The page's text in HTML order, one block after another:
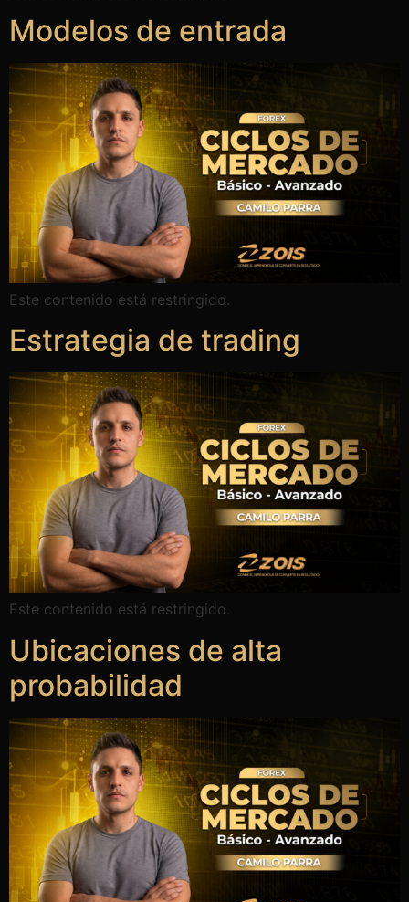
Modelos de entrada
Este contenido está restringido.
Estrategia de trading
Este contenido está restringido.
Ubicaciones de alta
probabilidad